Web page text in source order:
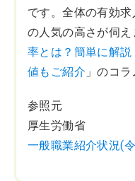
です。全体の有効
の人気の高さが伺
率とは？簡単に解
値もご紹介 」のコ
参照元
厚生労働省
一般職業紹介状況(